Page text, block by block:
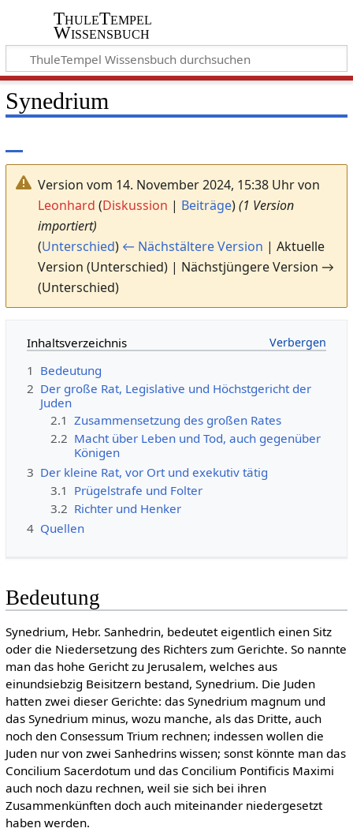
ThuleTempel
Wissensbuch
Synedrium
Version vom 14. November 2024, 15:38 Uhr von
Leonhard (Diskussion | Beiträge)(1 Version
importiert)
(Unterschied) ← Nächstältere Version | Aktuelle
Version (Unterschied) | Nächstjüngere Version →
(Unterschied)
Inhaltsverzeichnis
1 Bedeutung
2 Der große Rat, Legislative und Höchstgericht der
Juden
2.1 Zusammensetzung des großen Rates
2.2 Macht über Leben und Tod, auch gegenüber
Königen
3 Der kleine Rat, vor Ort und exekutiv tätig
3.1 Prügelstrafe und Folter
3.2 Richter und Henker
4 Quellen
Bedeutung
Synedrium, Hebr. Sanhedrin, bedeutet eigentlich einen Sitz
oder die Niedersetzung des Richters zum Gerichte. So nannte
man das hohe Gericht zu Jerusalem, welches aus
einundsiebzig Beisitzern bestand, Synedrium. Die Juden
hatten zwei dieser Gerichte: das Synedrium magnum und
das Synedrium minus, wozu manche, als das Dritte, auch
noch den Consessum Trium rechnen; indessen wollen die
Juden nur von zwei Sanhedrins wissen; sonst könnte man das
Concilium Sacerdotum und das Concilium Pontificis Maximi
auch noch dazu rechnen, weil sie sich bei ihren
Zusammenkünften doch auch miteinander niedergesetzt
haben werden.